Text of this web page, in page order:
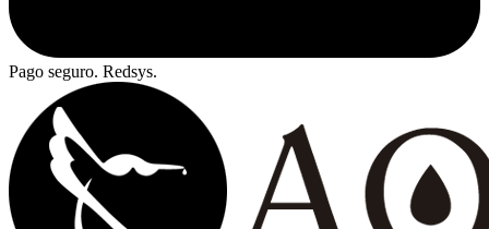
Pago seguro. Redsys.